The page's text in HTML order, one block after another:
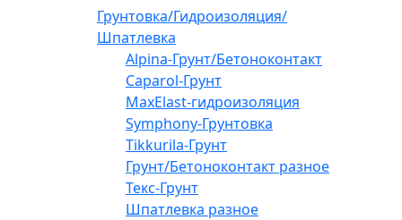
Грунтовка/Гидроизоляция/
Шпатлевка
Alpina-Грунт/Бетоноконтакт
Caparol-Грунт
MaxElast-гидроизоляция
Symphony-Грунтовка
Tikkurila-Грунт
Грунт/Бетоноконтакт разное
Текс-Грунт
Шпатлевка разное